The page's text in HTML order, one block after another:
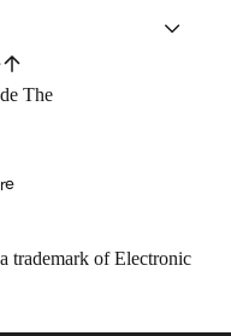
trademark of Electronic